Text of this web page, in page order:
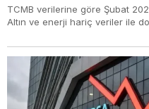
TCMB verilerine göre Şubat
Altın ve enerji hariç veriler ile